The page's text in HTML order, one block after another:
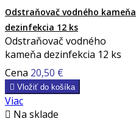
Odstraňovač vodného kameňa
dezinfekcia 12 ks
Odstraňovač vodného
kameňa dezinfekcia 12 ks
Cena 20,50 €
 Vložiť do košíka
Viac
 Na sklade